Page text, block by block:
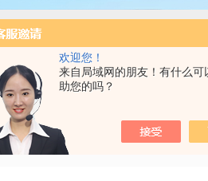
欢迎您！
来自局域网的朋友！有什么可
助您的吗？
最美人间四月天
最美人间四月天一个转身，三月便成了
天!在如此美好季节，我们产品也要赶上
品...